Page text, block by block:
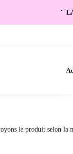
"
le produit selon